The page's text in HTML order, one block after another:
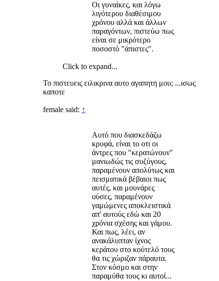
Οι γυναίκες, και λόγω
λιγότερου διαθέσιμου
χρόνου αλλά και άλλων
παραγόντων, πιστεύω πως
είναι σε μικρότερο
ποσοστό "άπιστες".
Click to expand...
Το πιστευεις ειλικρινα αυτο αγαπητη μου; ...ισως
καποτε
female said: ↑
Αυτό που διασκεδάζω
κρυφά, είναι το οτι οι
άντρες που "κερατώνουν"
μανιωδώς τις συζύγους,
παραμένουν απολύτως και
πεισματικά βέβαιοι πως
αυτές, και μουνάρες
ούσες, παραμένουν
γαμώμενες αποκλειστικά
απ' αυτούς εδώ και 20
χρόνια σχέσης και γάμου.
Και πως, λέει, αν
ανακάλυπταν ίχνος
κεράτου στο κούτελό τους
θα τις χώριζαν πάραυτα.
Στον κόσμο και στην
παραμύθα τους κι αυτοί...